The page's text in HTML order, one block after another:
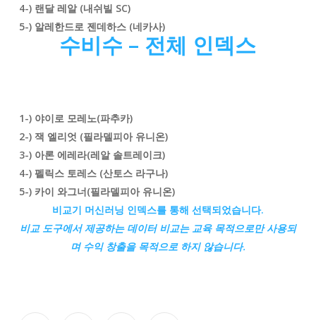
4-) 랜달 레알 (내쉬빌 SC)
5-) 알레한드로 젠데하스 (네카사)
수비수 – 전체 인덱스
1-) 야이로 모레노(파추카)
2-) 잭 엘리엇 (필라델피아 유니온)
3-) 아론 에레라(레알 솔트레이크)
4-) 펠릭스 토레스 (산토스 라구나)
5-) 카이 와그너(필라델피아 유니온)
비교기 머신러닝 인덱스를 통해 선택되었습니다.
비교도구에서 제공하는 데이터 비교는 교육 목적으로만 사용되
며 수익 창출을 목적으로 하지 않습니다.